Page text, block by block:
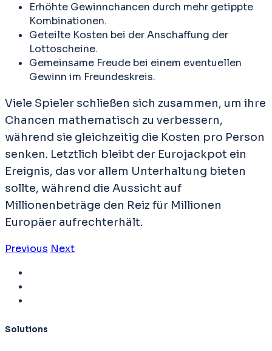
Erhöhte Gewinnchancen durch mehr getippte
Kombinationen.
Geteilte Kosten bei der Anschaffung der
Lottoscheine.
Gemeinsame Freude bei einem eventuellen
Gewinn im Freundeskreis.
Viele Spieler schließen sich zusammen, um ihre
Chancen mathematisch zu verbessern,
während sie gleichzeitig die Kosten pro Person
senken. Letztlich bleibt der Eurojackpot ein
Ereignis, das vor allem Unterhaltung bieten
sollte, während die Aussicht auf
Millionenbeträge den Reiz für Millionen
Europäer aufrechterhält.
Previous Next
Solutions